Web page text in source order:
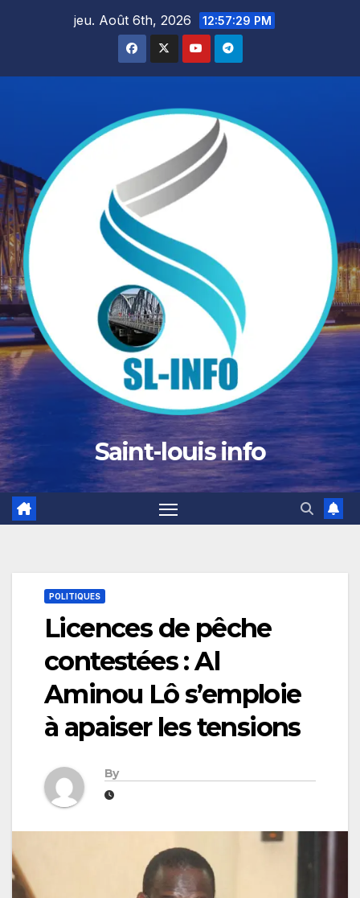
jeu. Août 6th, 2026 12:57:31 PM
Saint-louis info
POLITIQUES
Licences de pêche
contestées : Al
Aminou Lô s’emploie
à apaiser les tensions
By